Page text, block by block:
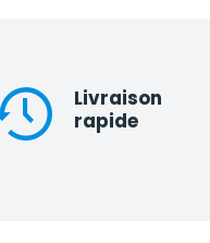
Livraison
rapide